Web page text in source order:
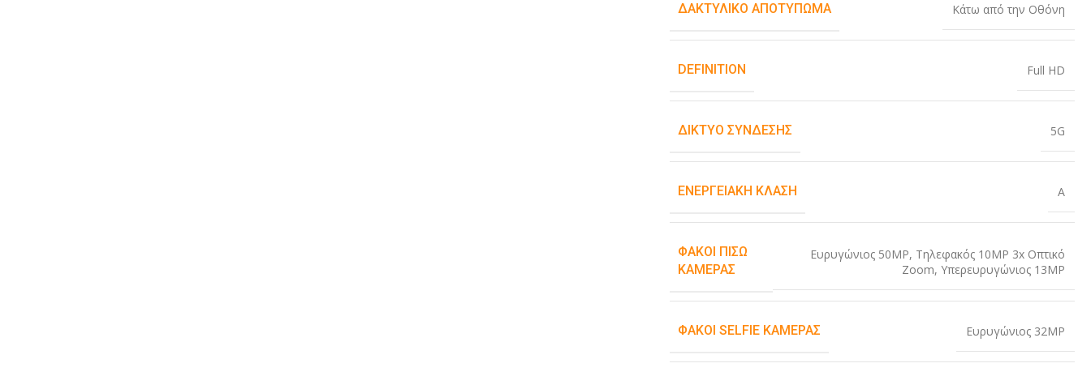
ΔΑΚΤΥΛΙΚΌ ΑΠΟΤΎΠΩΜΑ Κάτω από την Οθόνη
DEFINITION Full HD
ΔΊΚΤΥΟ ΣΎΝΔΕΣΗΣ 5G
ΕΝΕΡΓΕΙΑΚΉ ΚΛΆΣΗ A
ΦΑΚΟΊ ΠΊΣΩ
ΚΆΜΕΡΑΣ
Ευρυγώνιος 50MP, Τηλεφακός 10MP 3x Οπτικό
Zoom, Υπερευρυγώνιος 13MP
ΦΑΚΟΊ SELFIE ΚΆΜΕΡΑΣ Ευρυγώνιος 32MP